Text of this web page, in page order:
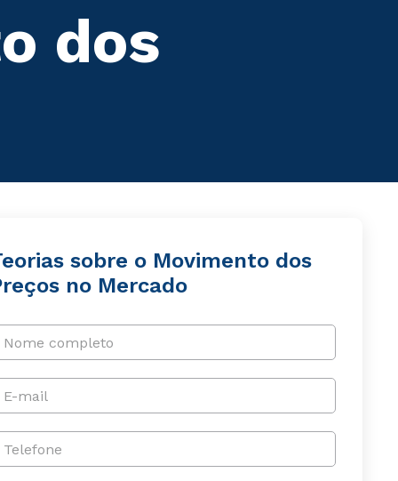
dos
sobre o Movimento dos
no Mercado
Nome completo
E-mail
Telefone